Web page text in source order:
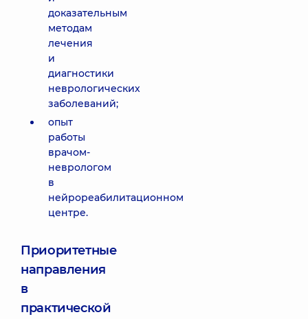
доказательным
методам
лечения
и
диагностики
неврологических
заболеваний;
опыт
работы
врачом-
неврологом
в
нейрореабилитационном
центре.
Приоритетные
направления
в
практической